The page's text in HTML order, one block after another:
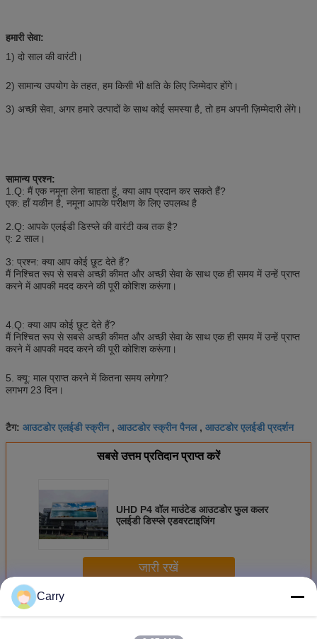
हमारी सेवा:
1) दो साल की वारंटी।
2) सामान्य उपयोग के तहत, हम किसी भी क्षति के लिए जिम्मेदार होंगे।
3) अच्छी सेवा, अगर हमारे उत्पादों के साथ कोई समस्या है, तो हम अपनी ज़िम्मेदारी लेंगे।
सामान्य प्रश्न:
1.Q: मैं एक नमूना लेना चाहता हूं, क्या आप प्रदान कर सकते हैं?
एक: हाँ यकीन है, नमूना आपके परीक्षण के लिए उपलब्ध है
2.Q: आपके एलईडी डिस्प्ले की वारंटी कब तक है?
ए: 2 साल।
3: प्रश्न: क्या आप कोई छूट देते हैं?
मैं निश्चित रूप से सबसे अच्छी कीमत और अच्छी सेवा के साथ एक ही समय में उन्हें प्राप्त
करने में आपकी मदद करने की पूरी कोशिश करूंगा।
4.Q: क्या आप कोई छूट देते हैं?
मैं निश्चित रूप से सबसे अच्छी कीमत और अच्छी सेवा के साथ एक ही समय में उन्हें प्राप्त
करने में आपकी मदद करने की पूरी कोशिश करूंगा।
5. क्यू: माल प्राप्त करने में कितना समय लगेगा?
लगभग 23 दिन।
टैग: आउटडोर एलईडी स्क्रीन, आउटडोर स्क्रीन पैनल, आउटडोर एलईडी प्रदर्शन
सबसे उत्तम प्रतिदान प्राप्त करें
UHD P4 वॉल माउंटेड आउटडोर फुल कलर
एलईडी डिस्प्ले एडवरटाइजिंग
जारी रखें
अधिक आउटडोर पूर्ण रंग प्रदर्शन का नेतृत्व किया
Carry